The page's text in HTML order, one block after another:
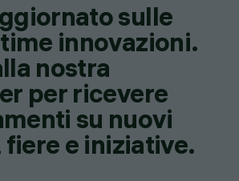
sulle
innovazioni.
nostra
per ricevere
su nuovi
e iniziative.